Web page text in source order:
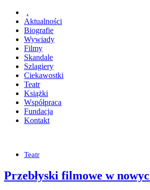
.
Aktualności
Biografie
Wywiady
Filmy
Skandale
Szlagiery
Ciekawostki
Teatr
Książki
Współpraca
Fundacja
Kontakt
Teatr
Przebłyski filmowe w